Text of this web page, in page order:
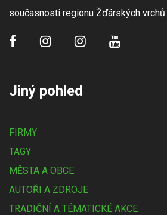
současnosti regionu Žďárských vrchů.
Jiný pohled
FIRMY
TAGY
MĚSTA A OBCE
AUTOŘI A ZDROJE
TRADIČNÍ A TÉMATICKÉ AKCE